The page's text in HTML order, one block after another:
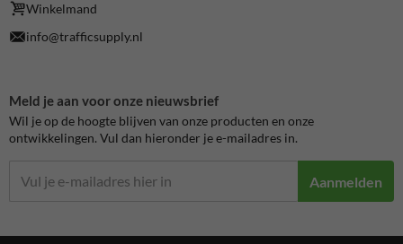
Winkelmand
info@trafficsupply.nl
Meld je aan voor onze nieuwsbrief
Wil je op de hoogte blijven van onze producten en onze
ontwikkelingen. Vul dan hieronder je e-mailadres in.
Aanmelden